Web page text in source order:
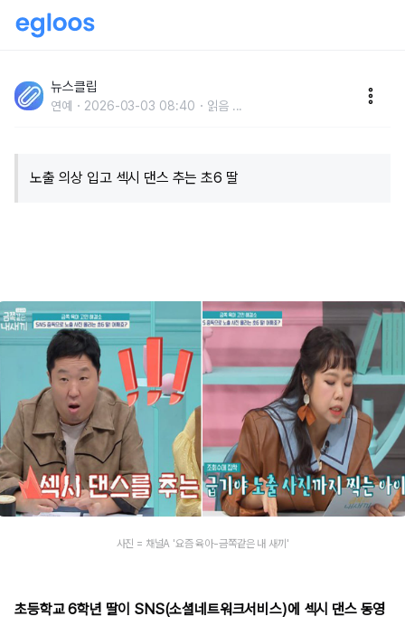
마 눈물 펑펑...오은영 "문제 생길 가능성 有"
뉴스클립
연예 2026-03-03 08:40 읽음 ...
​노출 의상 입고 섹시 댄스 추는 초6 딸
사진 = 채널A '요즘 육아-금쪽같은 내 새끼'
초등학교 6학년 딸이 SNS(소셜네트워크서비스)에 섹시 댄스 동영